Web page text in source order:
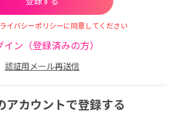
イバシーポリシーに同意してください
イン（登録済みの方）
認証用メール再送信
アカウントで登録する